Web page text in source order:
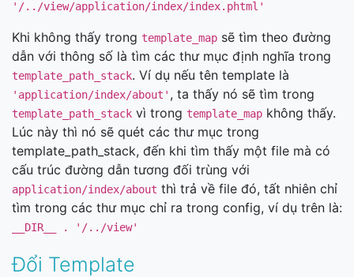
'/../view/application/index/index.phtml'
Khi không thấy trong template_map sẽ tìm theo đường
dẫn với thông số là tìm các thư mục định nghĩa trong
template_path_stack. Ví dụ nếu tên template là
'application/index/about' , ta thấy nó sẽ tìm trong
template_path_stack vì trong template_map không thấy.
Lúc này thì nó sẽ quét các thư mục trong
template_path_stack, đến khi tìm thấy một file mà có
cấu trúc đường dẫn tương đối trùng với
application/index/about thì trả về file đó, tất nhiên chỉ
tìm trong các thư mục chỉ ra trong config, ví dụ trên là:
__DIR__ . '/../view'
Đổi Template